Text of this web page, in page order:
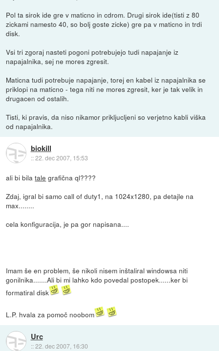
Pol ta sirok ide gre v maticno in cdrom. Drugi sirok ide(tisti z 80
zickami namesto 40, so bolj goste zicke) gre pa v maticno in trdi
disk.
Vsi tri zgoraj nasteti pogoni potrebujejo tudi napajanje iz
napajalnika, sej ne mores zgresit.
Maticna tudi potrebuje napajanje, torej en kabel iz napajalnika se
priklopi na maticno - tega niti ne mores zgresit, ker je tak velik in
drugacen od ostalih.
Tisti, ki pravis, da niso nikamor prikljucljeni so verjetno kabli viška
od napajalnika.
biokill
::22. dec 2007, 15:53
ali bi bilatale grafična ql????
Zdaj, igral bi samo call of duty1, na 1024x1280, pa detajle na
max........
cela konfiguracija, je pa gor napisana....
Imam še en problem, še nikoli nisem inštaliral windowsa niti
gonilnika.......Ali bi mi lahko kdo povedal postopek......ker bi
formatiral disk
L.P. hvala za pomoč noobom
Urc
::22. dec 2007, 16:30